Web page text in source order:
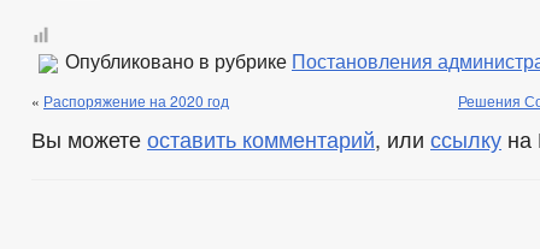
Опубликовано в рубрике Постановления
« Распоряжение на 2020 год Решения
Вы можете оставить комментарий, или ссылку на